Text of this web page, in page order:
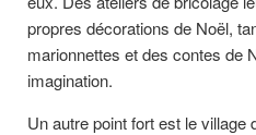
propres décorations de Noël,
marionnettes et des contes de
imagination.
Un autre point fort est le village